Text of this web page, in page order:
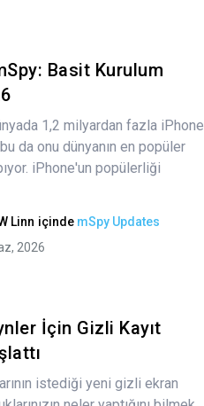
Basit Kurulum
1,2 milyardan fazla iPhone
da onu dünyanın en popüler
iPhone'un popülerliği
Linn içinde mSpy Updates
2026
İçin Gizli Kayıt
istediği yeni gizli ekran